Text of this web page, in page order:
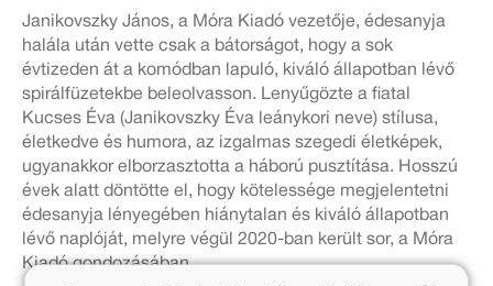
Janikovszky János, a Móra Kiadó vezetője, édesanyja
halála után vette csak a bátorságot, hogy a sok
évtizeden át a komódban lapuló, kiváló állapotban lévő
spirálfüzetekbe beleolvasson. Lenyűgözte a fiatal
Kucses Éva (Janikovszky Éva leánykori neve) stílusa,
életkedve és humora, az izgalmas szegedi életképek,
ugyanakkor elborzasztotta a háború pusztítása. Hosszú
évek alatt döntötte el, hogy kötelessége megjelentetni
édesanyja lényegében hiánytalan és kiváló állapotban
lévő naplóját, melyre végül 2020-ban került sor, a Móra
Kiadó gondozásában.